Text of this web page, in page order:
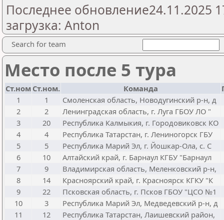
Последнее обновление24.11.2025
загрузка: Anton
Search for team
Место после 5 тура
Ст.ном Ст.ном. Команда
1
1
Смоленская область, Новодугинский р-н, д
2
2
Ленинградская область, г. Луга ГБОУ ЛО "
3
20
Республика Калмыкия, г. Городовиковск КО
4
4
Республика Татарстан, г. Лениногорск ГБУ
5
5
Республика Марий Эл, г. Йошкар-Ола, с. С
6
10
Алтайский край, г. Барнаул КГБУ "Барнаул
7
9
Владимирская область, Меленковский р-н,
8
14
Красноярский край, г. Красноярск КГКУ "К
9
22
Псковская область, г. Псков ГБОУ "ЦСО №1
10
3
Республика Марий Эл, Медведевский р-н, д
11
12
Республика Татарстан, Лаишевский район,